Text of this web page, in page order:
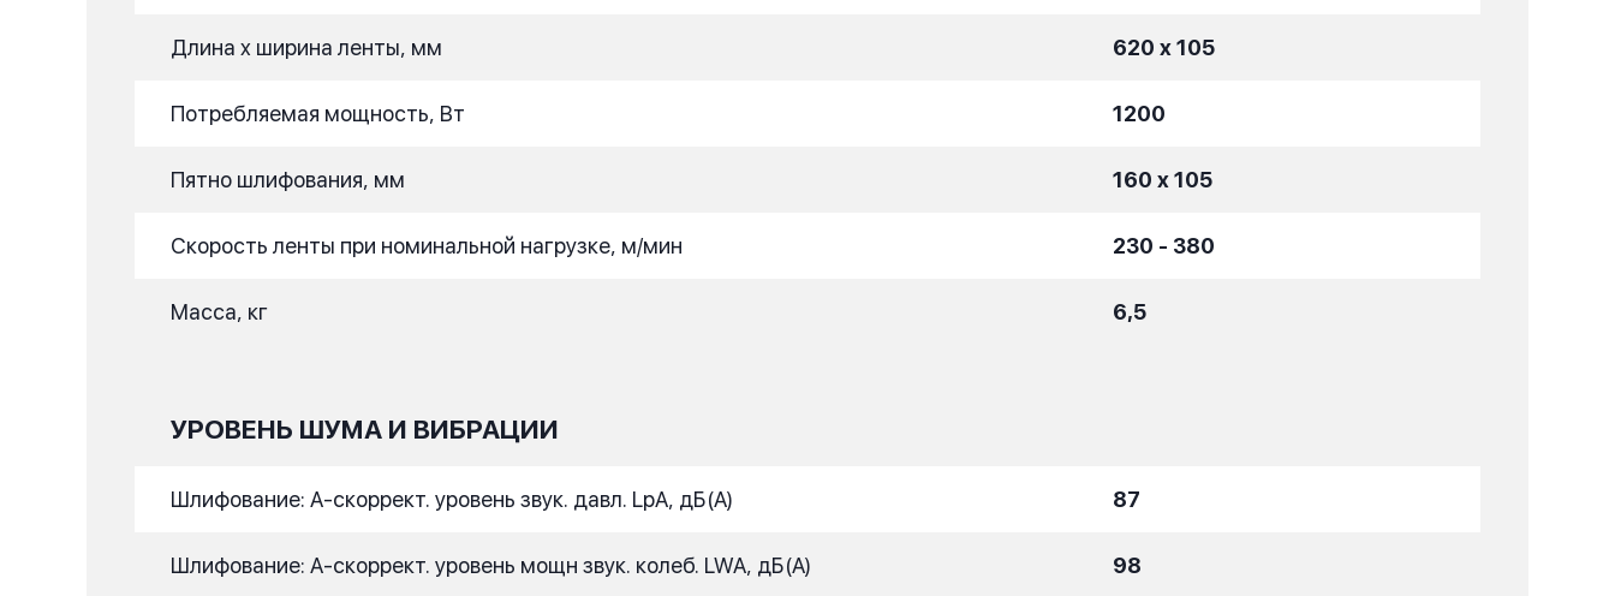
Длина x ширина ленты, мм 620 x 105
Потребляемая мощность, Вт 1200
Пятно шлифования, мм 160 x 105
Скорость ленты при номинальной нагрузке, м/мин 230 - 380
Масса, кг 6,5
УРОВЕНЬ ШУМА И ВИБРАЦИИ
Шлифование: A-скоррект. уровень звук. давл. LpA, дБ(A) 87
Шлифование: A-скоррект. уровень мощн звук. колеб. LWA, дБ(A) 98